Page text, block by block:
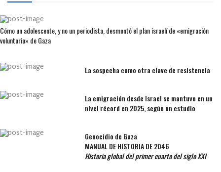
Cómo un adolescente, y no un periodista, desmontó el plan israelí de «emigración
voluntaria» de Gaza
La sospecha como otra clave de resistencia
La emigración desde Israel se mantuvo en un
nivel récord en 2025, según un estudio
Genocidio de Gaza
MANUAL DE HISTORIA DE 2046
Historia global del primer cuarto del siglo XXI